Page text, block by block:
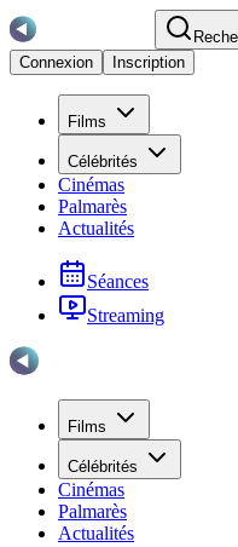
Connexion
Inscription
Films
Célébrités
Cinémas
Palmarès
Actualités
Séances
Streaming
Films
Célébrités
Cinémas
Palmarès
Actualités